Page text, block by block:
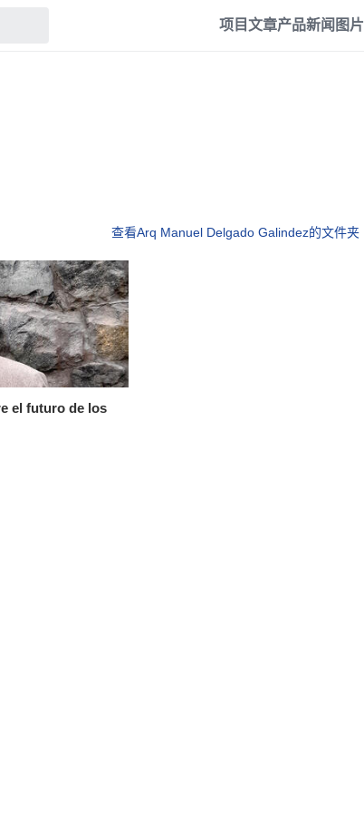
项目文章产品新闻 图片
查看Arq Manuel Delgado Galindez的文件夹
el futuro de los